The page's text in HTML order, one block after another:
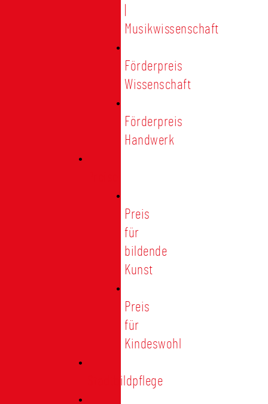
Musikwissenschaft
Förderpreis
Wissenschaft
Förderpreis
Handwerk
Preis
für
bildende
Kunst
Preis
für
Kindeswohl
Stadtbildpflege